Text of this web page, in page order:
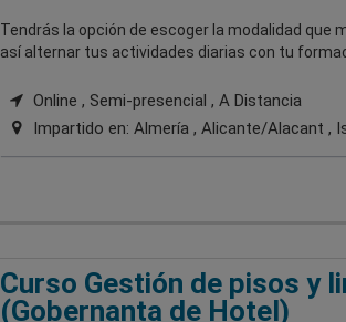
Tendrás la opción de escoger la modalidad que
así alternar tus actividades diarias con tu
Online , Semi-presencial , A Distancia
Impartido en: Almería , Alicante/Alacant ,
Curso Gestión de pisos y
(Gobernanta de Hotel)